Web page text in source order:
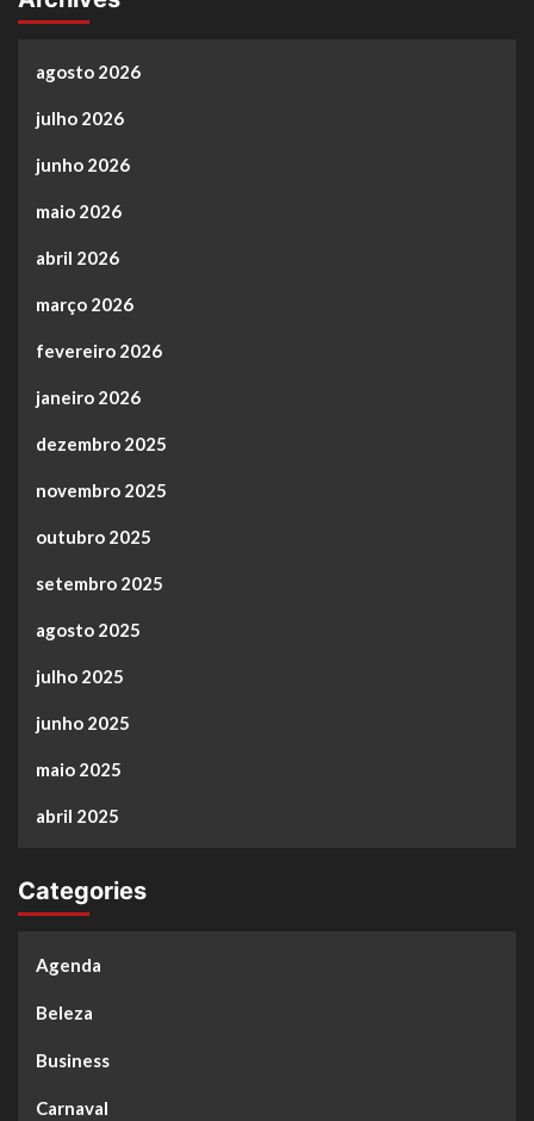
agosto 2026
julho 2026
junho 2026
maio 2026
abril 2026
março 2026
fevereiro 2026
janeiro 2026
dezembro 2025
novembro 2025
outubro 2025
setembro 2025
agosto 2025
julho 2025
junho 2025
maio 2025
abril 2025
Categories
Agenda
Beleza
Business
Carnaval